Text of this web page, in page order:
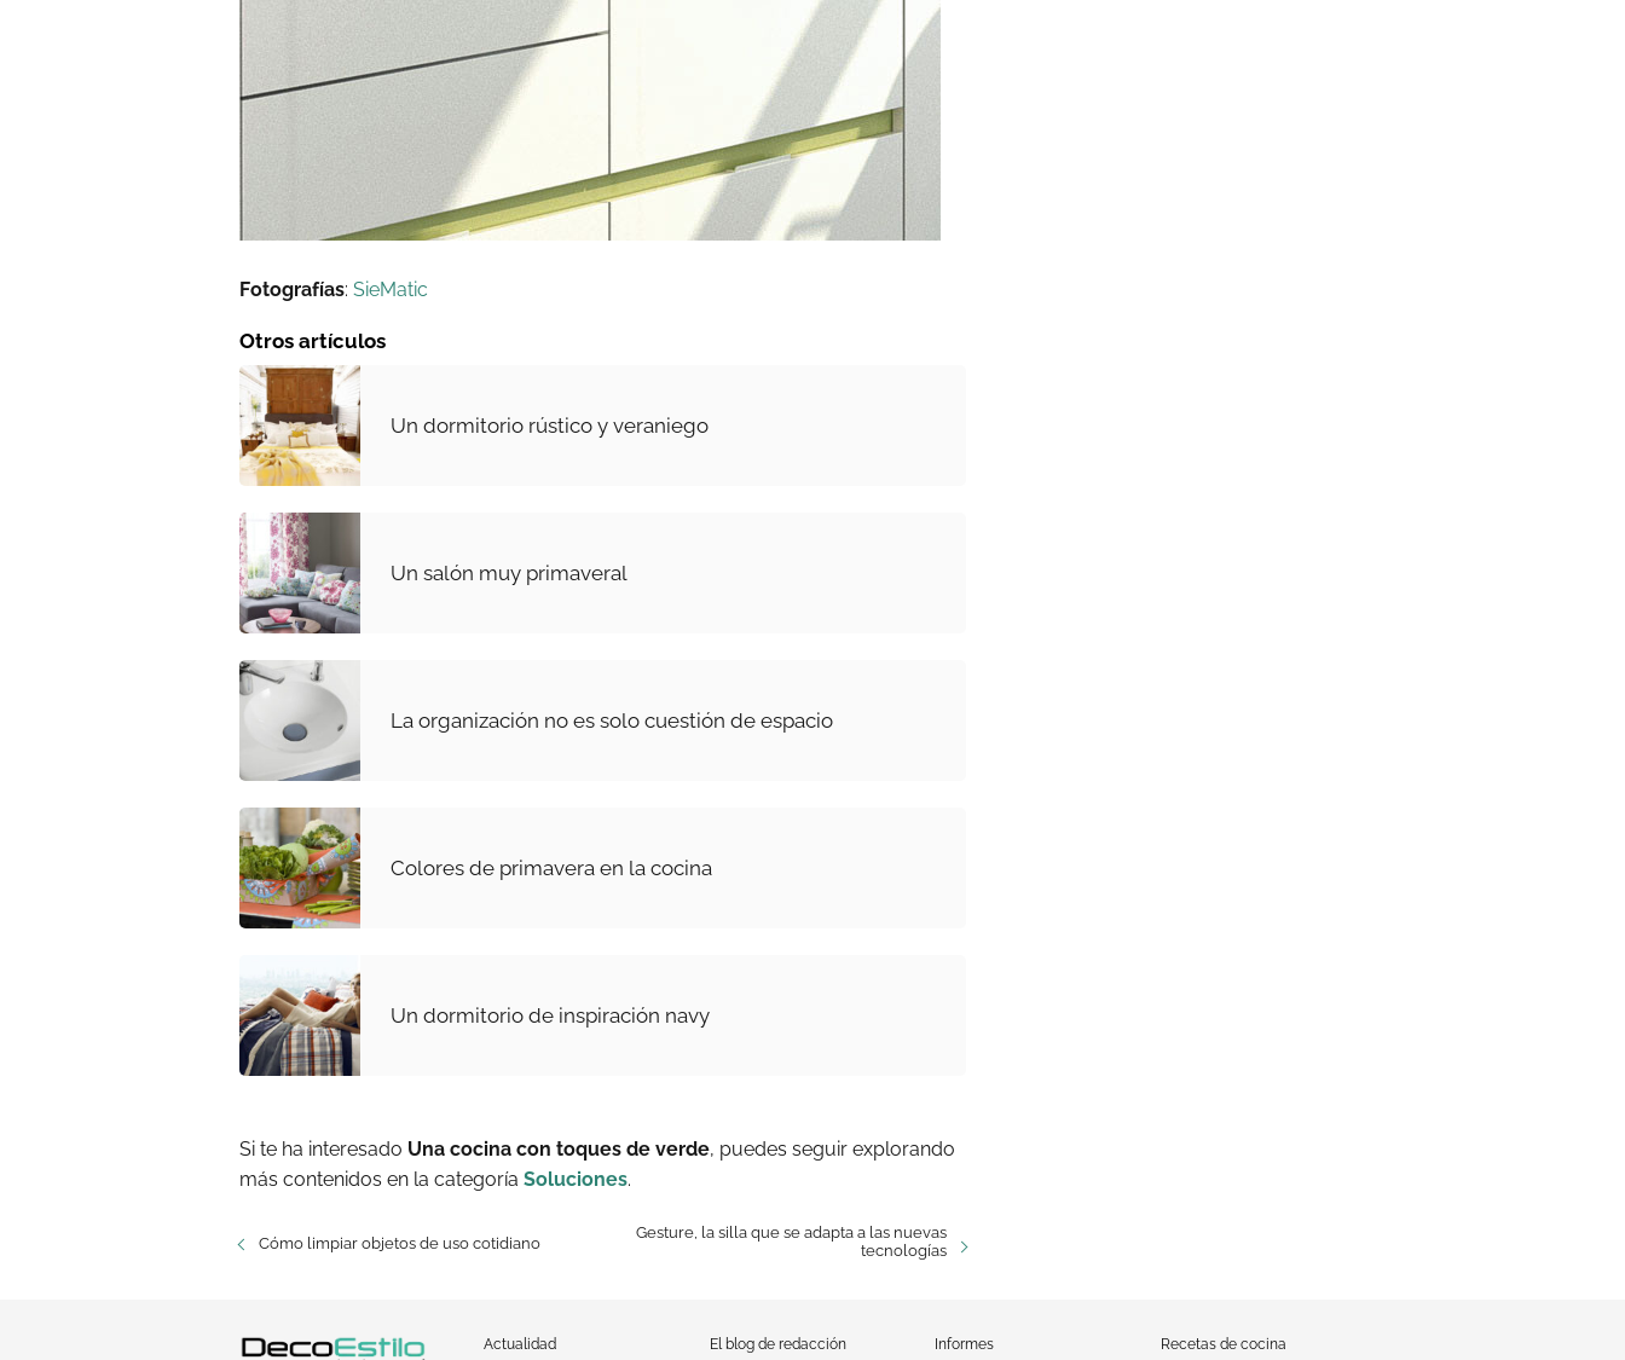
Fotografías: SieMatic
Otros artículos
Un dormitorio rústico y veraniego
Un salón muy primaveral
La organización no es solo cuestión de espacio
Colores de primavera en la cocina
Un dormitorio de inspiración navy
Si te ha interesado Una cocina con toques de verde, puedes seguir explorando
más contenidos en la categoría Soluciones.
Cómo limpiar objetos de uso cotidiano
Gesture, la silla que se adapta a las nuevas
tecnologías
Actualidad El blog de redacción Informes Recetas de cocina